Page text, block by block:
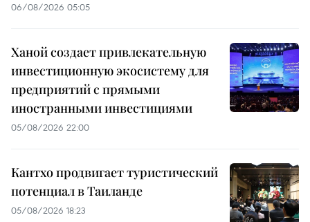
06/08/2026 05:05
Ханой создает привлекательную
инвестиционную экосистему для
предприятий с прямыми
иностранными инвестициями
05/08/2026 22:00
Кантхо продвигает туристический
потенциал в Таиланде
05/08/2026 18:23